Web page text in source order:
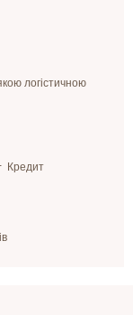
логістичною
Кредит